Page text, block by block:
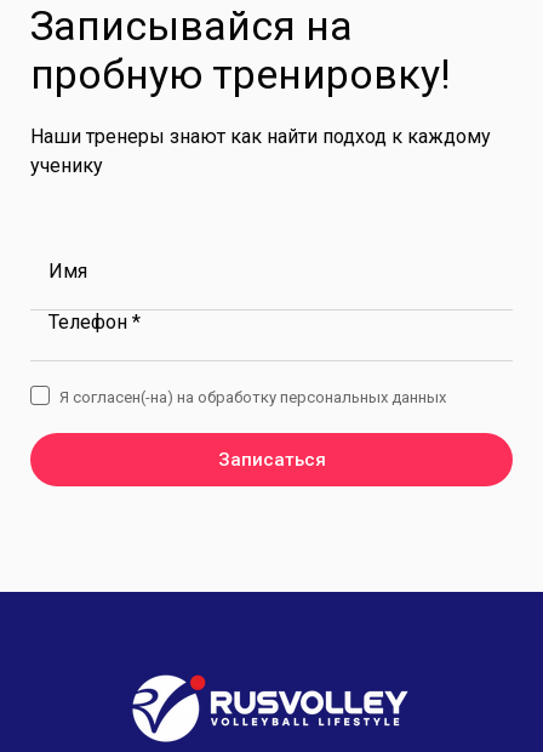
Записывайся на
пробную тренировку!
Наши тренеры знают как найти подход к каждому
ученику
Имя
Телефон *
Записаться
Я согласен(-на) на обработку персональных данных